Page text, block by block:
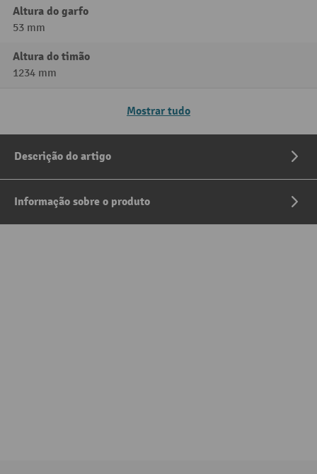
Altura do garfo
53 mm
Altura do timão
1234 mm
Mostrar tudo
Descrição do artigo
Informação sobre o produto